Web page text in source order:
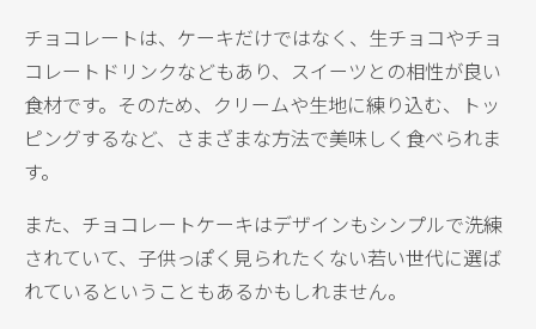
チョコレートは、ケーキだけではなく、生チョコやチョ
コレートドリンクなどもあり、スイーツとの相性が良い
食材です。そのため、クリームや生地に練り込む、トッ
ピングするなど、さまざまな方法で美味しく食べられま
す。
また、チョコレートケーキはデザインもシンプルで洗練
されていて、子供っぽく見られたくない若い世代に選ば
れているということもあるかもしれません。